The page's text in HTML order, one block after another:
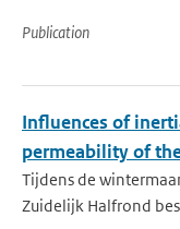
Publication
Influences of
permeability of
Tijdens de
Zuidelijk Halfrond